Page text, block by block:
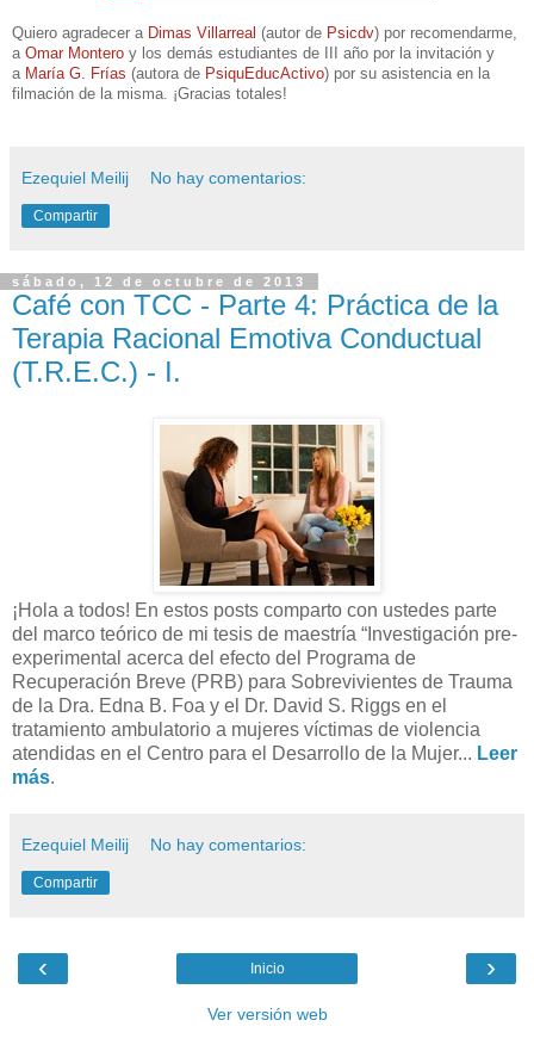
Quiero agradecer a Dimas Villarreal (autor de Psicdv) por recomendarme,
a Omar Montero y los demás estudiantes de III año por la invitación y
a María G. Frías (autora de PsiquEducActivo) por su asistencia en la
filmación de la misma. ¡Gracias totales!
Ezequiel Meilij No hay comentarios:
Compartir
sábado, 12 de octubre de 2013
Café con TCC - Parte 4: Práctica de la
Terapia Racional Emotiva Conductual
(T.R.E.C.) - I.
¡Hola a todos! En estos posts comparto con ustedes parte
del marco teórico de mi tesis de maestría “Investigación pre-
experimental acerca del efecto del Programa de
Recuperación Breve (PRB) para Sobrevivientes de Trauma
de la Dra. Edna B. Foa y el Dr. David S. Riggs en el
tratamiento ambulatorio a mujeres víctimas de violencia
atendidas en el Centro para el Desarrollo de la Mujer... Leer
más.
Ezequiel Meilij No hay comentarios:
Compartir
‹ ›
Inicio
Ver versión web